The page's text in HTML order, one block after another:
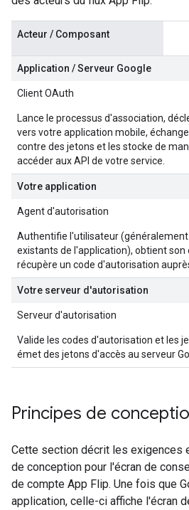
Acteur / Composant
Application / Serveur Google
Client OAuth
Lance le processus d'association,
vers votre application mobile,
contre des jetons et les stocke de
accéder aux API de votre service.
Votre application
Agent d'autorisation
Authentifie l'utilisateur
existants de l'application), obtient
récupère un code d'autorisation
Votre serveur d'autorisation
Serveur d'autorisation
Valide les codes d'autorisation et les
émet des jetons d'accès au serveur
Principes de
Cette section décrit les exigences
de conception pour l'écran de
de compte App Flip. Une fois que
application, celle-ci affiche l'écran